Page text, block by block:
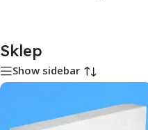
Sklep
Show sidebar